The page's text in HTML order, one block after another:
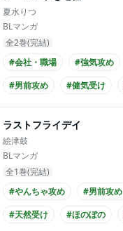
夏水りつ
BLマンガ
全2巻(完結)
#会社・職場
#強気攻め
#男前攻め
#健気受け
#ツンデレ受け
#シリアス
#同僚
ラストフライデイ
絵津鼓
BLマンガ
全1巻(完結)
#やんちゃ攻め
#男前攻め
#天然受け
#ほのぼの